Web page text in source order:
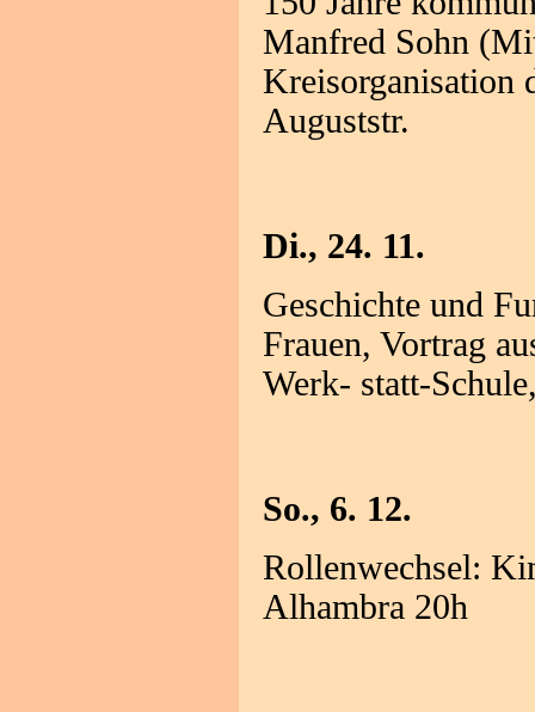
Manfred Sohn
Kreisorganisation
Auguststr.
Di., 24. 11.
Geschichte und
Frauen, Vortrag
Werk- statt-
So., 6. 12.
Rollenwechsel:
Alhambra 20h